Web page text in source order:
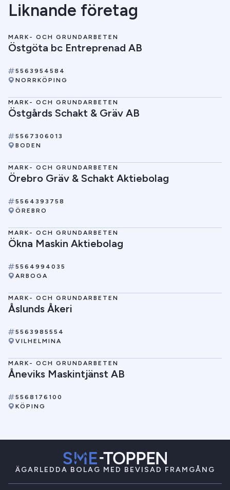
Liknande företag
MARK- OCH GRUNDARBETEN
Östgöta bc Entreprenad AB
5563954584
NORRKÖPING
MARK- OCH GRUNDARBETEN
Östgårds Schakt & Gräv AB
5567306013
BODEN
MARK- OCH GRUNDARBETEN
Örebro Gräv & Schakt Aktiebolag
5564393758
ÖREBRO
MARK- OCH GRUNDARBETEN
Ökna Maskin Aktiebolag
5564994035
ARBOGA
MARK- OCH GRUNDARBETEN
Åslunds Åkeri
5563985554
VILHELMINA
MARK- OCH GRUNDARBETEN
Åneviks Maskintjänst AB
5568176100
KÖPING
ÄGARLEDDA BOLAG MED BEVISAD FRAMGÅNG